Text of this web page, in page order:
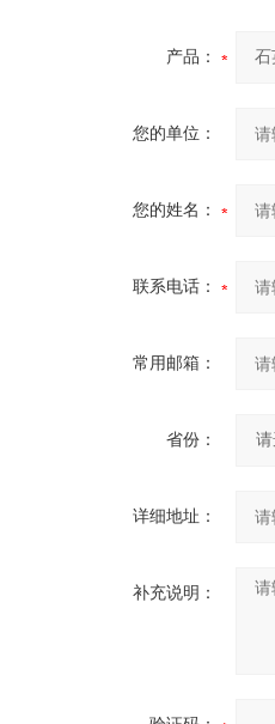
产品：
您的单位：
您的姓名：
联系电话：
常用邮箱：
省份：
详细地址：
补充说明：